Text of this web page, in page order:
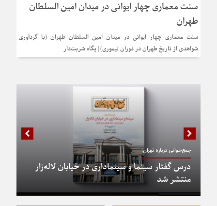
سنت معماری چهار ایوانی در میدان امین السلطان
طهران
سنت معماری چهار ایوانی در میدان امین السلطان طهران (با گردآوری
شواهدی از تاریخ طهران در دوران تیموری) | پگاه شربت‌دار
جمع‌خوانی درباره تهران:
درس گفتار سینما و سینماداری در خیابان لاله‌زار
منتشر شد